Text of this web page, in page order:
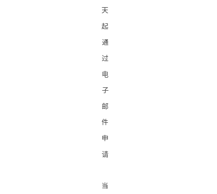
天
起
通
过
电
子
邮
件
申
请
当